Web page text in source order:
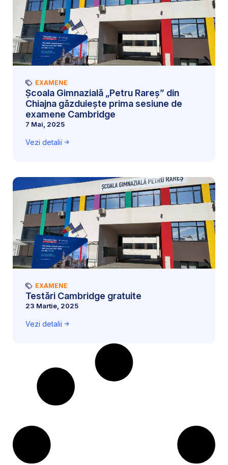
EXAMENE
Școala Gimnazială „Petru Rareș” din
Chiajna găzduiește prima sesiune de
examene Cambridge
7 Mai, 2025
Vezi detalii
EXAMENE
Testări Cambridge gratuite
23 Martie, 2025
Vezi detalii